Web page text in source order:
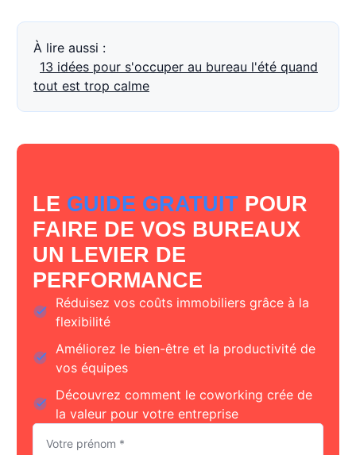
À lire aussi :
13 idées pour s'occuper au bureau l'été quand
tout est trop calme
LE GUIDE GRATUIT POUR
FAIRE DE VOS BUREAUX
UN LEVIER DE
PERFORMANCE
Réduisez vos coûts immobiliers grâce à la
flexibilité
Améliorez le bien-être et la productivité de
vos équipes
Découvrez comment le coworking crée de
la valeur pour votre entreprise